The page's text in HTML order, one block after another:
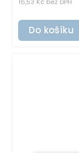
16,53 Kč bez DPH
Do košíku